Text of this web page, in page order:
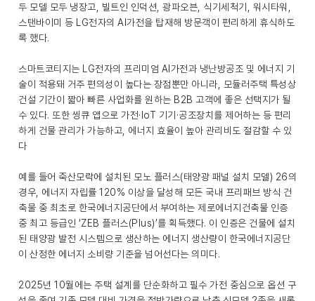
두 모델 모두 냉장고, 빌트인 인덕션, 광파오븐, 식기세척기, 워시타워,
스탠바이미 등 LG전자의 AI가전을 탑재해 방문객이 편리하게 휴식하도
록 했다.
스마트코티지는 LG전자의 프리미엄 AI가전과 냉난방공조 및 에너지 기
술이 적용돼 거주 편의성이 높다는 장점뿐만 아니라, 모듈러주택 특성상
건설 기간이 짧아 빠른 사업화를 원하는 B2B 고객에 좋은 선택지가 될
수 있다. 또한 씽큐 앱으로 가전·IoT 기기·공조장치를 제어하는 등 편리
하게 건물 관리가 가능하고, 에너지 효율이 높아 관리비도 절감할 수 있
다
예를 들어 죽산모락에 설치된 모노 플러스(태양광 패널 설치 모델) 26의
경우, 에너지 자립률 120% 이상을 달성해 모든 국내 프리패브 방식 건
축물 중 최초로 한국에너지공단에서 부여하는 제로에너지건축물 인증
중 최고 등급인 ‘ZEB 플러스(Plus)’를 획득했다. 이 인증은 건물에 설치
된 태양광 발전 시스템으로 생산하는 에너지 생산량이 한국에너지공단
이 산정한 에너지 소비량 기준을 넘어선다는 의미다.
2025년 10월에는 주택 설계를 단순화하고 필수 가전 중심으로 옵션 구